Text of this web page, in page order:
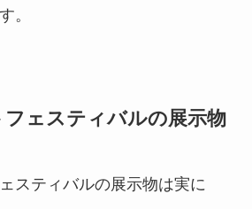
。
ェスティバルの展示物
スティバルの展示物は実に